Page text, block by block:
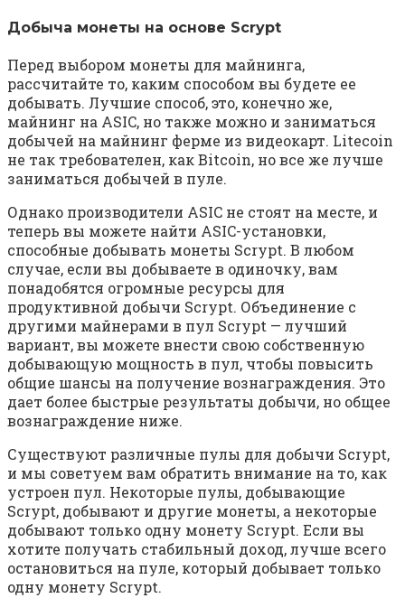
Добыча монеты на основе Scrypt
Перед выбором монеты для майнинга,
рассчитайте то, каким способом вы будете ее
добывать. Лучшие способ, это, конечно же,
майнинг на ASIC, но также можно и заниматься
добычей на майнинг ферме из видеокарт. Litecoin
не так требователен, как Bitcoin, но все же лучше
заниматься добычей в пуле.
Однако производители ASIC не стоят на месте, и
теперь вы можете найти ASIC-установки,
способные добывать монеты Scrypt. В любом
случае, если вы добываете в одиночку, вам
понадобятся огромные ресурсы для
продуктивной добычи Scrypt. Объединение с
другими майнерами в пул Scrypt — лучший
вариант, вы можете внести свою собственную
добывающую мощность в пул, чтобы повысить
общие шансы на получение вознаграждения. Это
дает более быстрые результаты добычи, но общее
вознаграждение ниже.
Существуют различные пулы для добычи Scrypt,
и мы советуем вам обратить внимание на то, как
устроен пул. Некоторые пулы, добывающие
Scrypt, добывают и другие монеты, а некоторые
добывают только одну монету Scrypt. Если вы
хотите получать стабильный доход, лучше всего
остановиться на пуле, который добывает только
одну монету Scrypt.